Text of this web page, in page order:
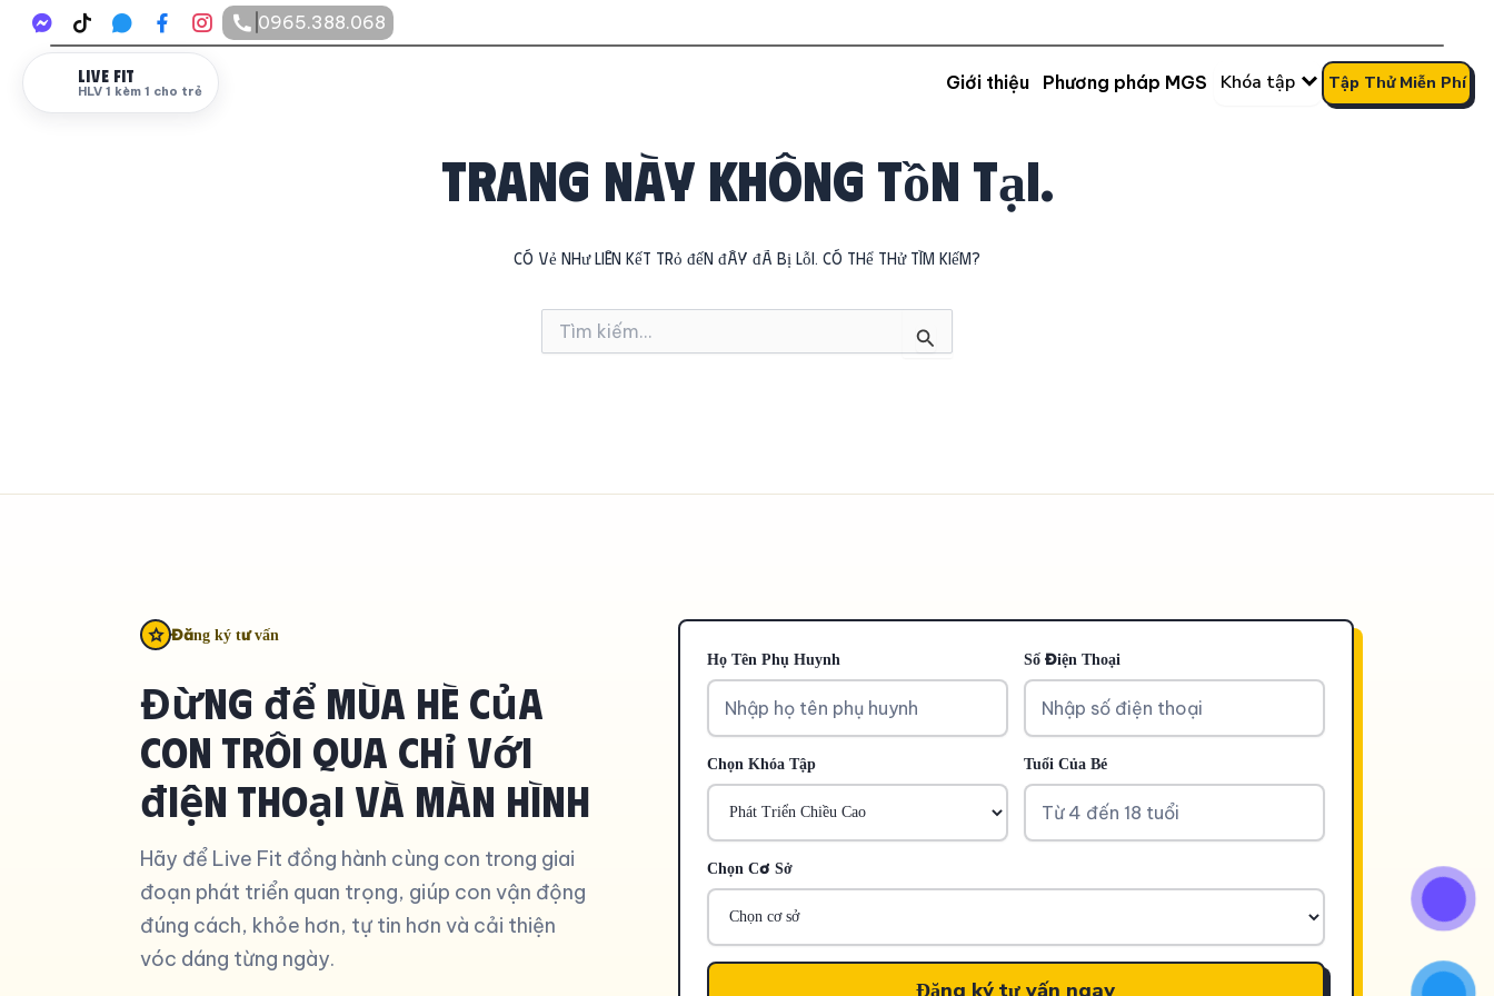
Nhảy
dung
0965.388.068
LIVE FIT
HLV 1 kèm 1 cho trẻ Giới thiệu Phương pháp MGS Khóa tập Tập Thử Miễn Phí
Trang này không tồn tại.
Có vẻ như liên kết trỏ đến đây đã bị lỗi. Có thể thử tìm kiếm?
Tìm
kiếm:
Đăng ký tư vấn
Đừng để mùa hè của
con trôi qua chỉ với
điện thoại và màn hình
Hãy để Live Fit đồng hành cùng con trong giai
đoạn phát triển quan trọng, giúp con vận động
đúng cách, khỏe hơn, tự tin hơn và cải thiện
vóc dáng từng ngày.
Họ Tên Phụ Huynh Số Điện Thoại
Chọn Khóa Tập Tuổi Của Bé
Chọn Cơ Sở
Đăng ký tư vấn ngay